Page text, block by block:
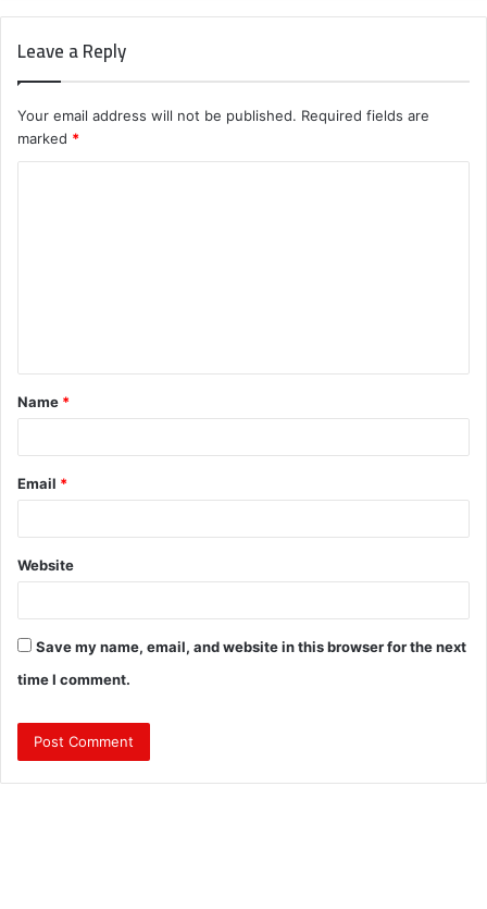
Leave a Reply
Your email address will not be published. Required fields are
marked *
t
*
Name *
Email *
Website
Save my name, email, and website in this browser for the next
time I comment.